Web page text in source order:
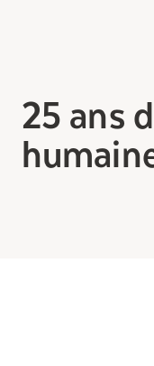
Entretien
Soins
25 ans